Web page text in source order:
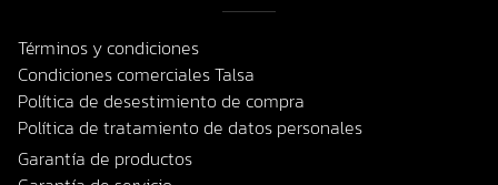
Términos y condiciones
Condiciones comerciales Talsa
Política de desestimiento de compra
Política de tratamiento de datos personales
Garantía de productos